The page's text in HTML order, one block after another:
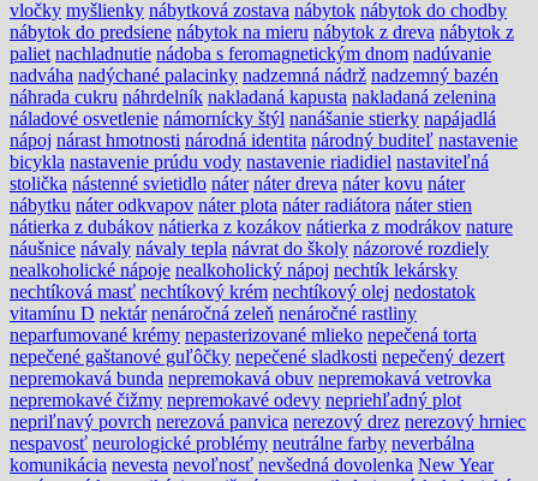
vločky myšlienky nábytková zostava nábytok nábytok do chodby
nábytok do predsiene nábytok na mieru nábytok z dreva nábytok z
paliet nachladnutie nádoba s feromagnetickým dnom nadúvanie
nadváha nadýchané palacinky nadzemná nádrž nadzemný bazén
náhrada cukru náhrdelník nakladaná kapusta nakladaná zelenina
náladové osvetlenie námornícky štýl nanášanie stierky napájadlá
nápoj nárast hmotnosti národná identita národný buditeľ nastavenie
bicykla nastavenie prúdu vody nastavenie riadidiel nastaviteľná
stolička nástenné svietidlo náter náter dreva náter kovu náter
nábytku náter odkvapov náter plota náter radiátora náter stien
nátierka z dubákov nátierka z kozákov nátierka z modrákov nature
náušnice návaly návaly tepla návrat do školy názorové rozdiely
nealkoholické nápoje nealkoholický nápoj nechtík lekársky
nechtíková masť nechtíkový krém nechtíkový olej nedostatok
vitamínu D nektár nenáročná zeleň nenáročné rastliny
neparfumované krémy nepasterizované mlieko nepečená torta
nepečené gaštanové guľôčky nepečené sladkosti nepečený dezert
nepremokavá bunda nepremokavá obuv nepremokavá vetrovka
nepremokavé čižmy nepremokavé odevy nepriehľadný plot
nepriľnavý povrch nerezová panvica nerezový drez nerezový hrniec
nespavosť neurologické problémy neutrálne farby neverbálna
komunikácia nevesta nevoľnosť nevšedná dovolenka New Year